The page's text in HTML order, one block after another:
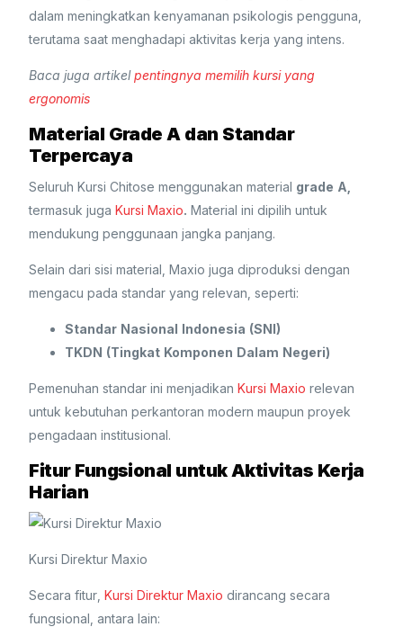
dalam meningkatkan kenyamanan psikologis pengguna,
terutama saat menghadapi aktivitas kerja yang intens.
Baca juga artikelpentingnya memilih kursi yang
ergonomis
Material Grade A dan Standar
Terpercaya
Seluruh Kursi Chitose menggunakan material grade A,
termasuk jugaKursi Maxio.Material ini dipilih untuk
mendukung penggunaan jangka panjang.
Selain dari sisi material, Maxio juga diproduksi dengan
mengacu pada standar yang relevan, seperti:
Standar Nasional Indonesia (SNI)
TKDN (Tingkat Komponen Dalam Negeri)
Pemenuhan standar ini menjadikanKursi Maxio relevan
untuk kebutuhan perkantoran modern maupun proyek
pengadaan institusional.
Fitur Fungsional untuk Aktivitas Kerja
Harian
Kursi Direktur Maxio
Secara fitur,Kursi Direktur Maxio dirancang secara
fungsional, antara lain: